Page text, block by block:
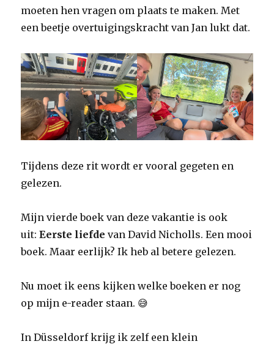
moeten hen vragen om plaats te maken. Met
een beetje overtuigingskracht van Jan lukt dat.
Tijdens deze rit wordt er vooral gegeten en
gelezen.
Mijn vierde boek van deze vakantie is ook
uit: Eerste liefde van David Nicholls. Een mooi
boek. Maar eerlijk? Ik heb al betere gelezen.
Nu moet ik eens kijken welke boeken er nog
op mijn e-reader staan. 😅
In Düsseldorf krijg ik zelf een klein